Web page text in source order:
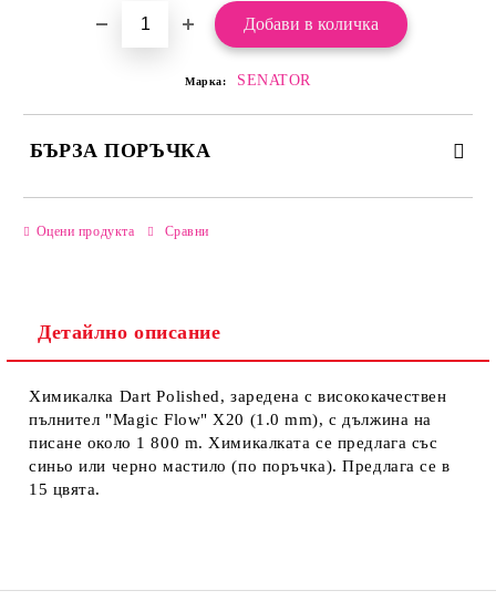
Марка: SENATOR
БЪРЗА ПОРЪЧКА
Ние ще се свържем с вас в рамките на работния ден.
Оцени продукта Сравни
Детайлно описание
Химикалка Dart Polished, заредена с висококачествен
пълнител "Magic Flow" X20 (1.0 mm), с дължина на
писане около 1 800 m. Химикалката се предлага със
синьо или черно мастило (по поръчка). Предлага се в
15 цвята.